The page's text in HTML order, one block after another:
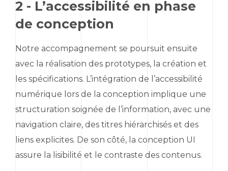
2 - L’accessibilité en phase
de conception
Notre accompagnement se poursuit ensuite
avec la réalisation des prototypes, la création et
les spécifications. L’intégration de l’accessibilité
numérique lors de la conception implique une
structuration soignée de l’information, avec une
navigation claire, des titres hiérarchisés et des
liens explicites. De son côté, la conception UI
assure la lisibilité et le contraste des contenus.